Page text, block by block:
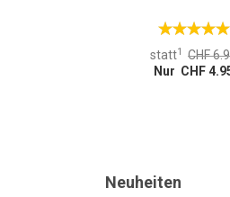
statt1
CHF
Nur CHF
Neuheiten